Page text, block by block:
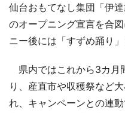
仙台おもてなし集団「伊
のオープニング宣言を合
ニー後には「すずめ踊り」
県内ではこれから3カ月
り、産直市や収穫祭など
れ、キャンペーンとの連